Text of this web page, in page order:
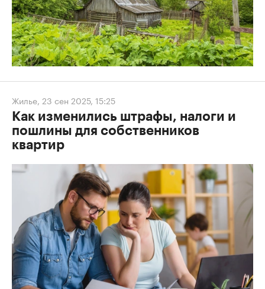
Жилье, 23 сен 2025, 15:25
Как изменились штрафы, налоги и
пошлины для собственников
квартир